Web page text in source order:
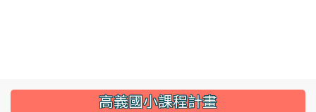
::: 高義國小課程計畫